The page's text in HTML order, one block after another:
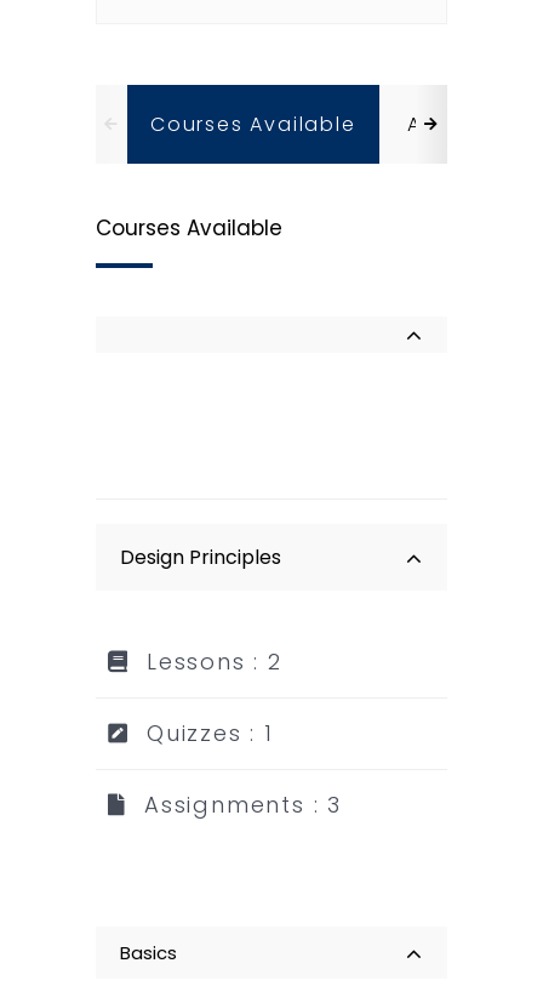
Courses Available About
Courses Available
Design Principles
Lessons : 2
Quizzes : 1
Assignments : 3
Basics